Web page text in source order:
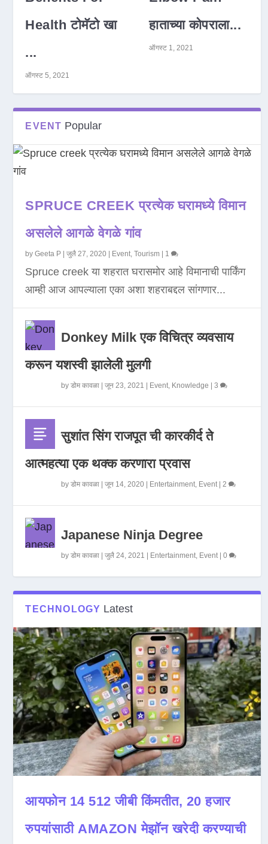
Health टोमॅटो खा
...
ऑगस्ट 5, 2021
हाताच्या कोपराला...
ऑगस्ट 1, 2021
EVENT Popular
SPRUCE CREEK प्रत्येक घरामध्ये विमान
असलेले आगळे वेगळे गांव
byGeeta P |जुलै 27, 2020 Event,Tourism 1
Spruce creek या शहरात घरासमोर आहे विमानाची पार्किंग
आम्ही आज आपल्याला एका अशा शहराबद्दल सांगणार...
Donkey Milk एक विचित्र व्यवसाय
करून यशस्वी झालेली मुलगी
byडोम कावळा |जून 23, 2021 Event, Knowledge |3
सुशांत सिंग राजपूत ची कारकीर्द ते
आत्महत्या एक थक्क करणारा प्रवास
byडोम कावळा |जून 14, 2020 Entertainment, Event|2
Japanese Ninja Degree
byडोम कावळा |जुलै 24, 2021 Entertainment, Event|0
TECHNOLOGY Latest
आयफोन 14 512 जीबी किंमतीत, 20 हजार
रुपयांसाठी AMAZON मेझॉन खरेदी करण्याची